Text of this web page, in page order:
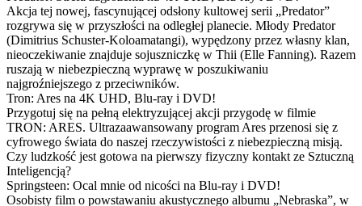
Akcja tej nowej, fascynującej odsłony kultowej serii „Predator”
rozgrywa się w przyszłości na odległej planecie. Młody Predator
(Dimitrius Schuster-Koloamatangi), wypędzony przez własny klan,
nieoczekiwanie znajduje sojuszniczkę w Thii (Elle Fanning). Razem
ruszają w niebezpieczną wyprawę w poszukiwaniu
najgroźniejszego z przeciwników.
Tron: Ares na 4K UHD, Blu-ray i DVD!
Przygotuj się na pełną elektryzującej akcji przygodę w filmie
TRON: ARES. Ultrazaawansowany program Ares przenosi się z
cyfrowego świata do naszej rzeczywistości z niebezpieczną misją.
Czy ludzkość jest gotowa na pierwszy fizyczny kontakt ze Sztuczną
Inteligencją?
Springsteen: Ocal mnie od nicości na Blu-ray i DVD!
Osobisty film o powstawaniu akustycznego albumu „Nebraska”, w